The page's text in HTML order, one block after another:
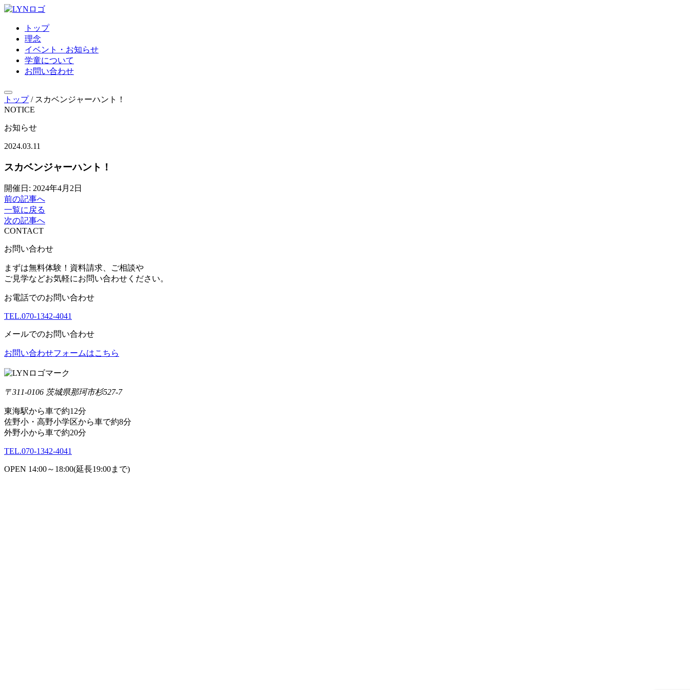
トップ
理念
イベント・お知らせ
学童について
お問い合わせ
トップ/ スカベンジャーハント！
NOTICE
お知らせ
2024.03.11
スカベンジャーハント！
開催日: 2024年4月2日
前の記事へ
一覧に戻る
次の記事へ
CONTACT
お問い合わせ
まずは無料体験！資料請求、ご相談や
ご見学などお気軽にお問い合わせください。
お電話でのお問い合わせ
TEL.070-1342-4041
メールでのお問い合わせ
お問い合わせフォームはこちら
〒311-0106 茨城県那珂市杉527-7
東海駅から車で約12分
佐野小・高野小学区から車で約8分
外野小から車で約20分
TEL.070-1342-4041
OPEN 14:00～18:00(延長19:00まで)